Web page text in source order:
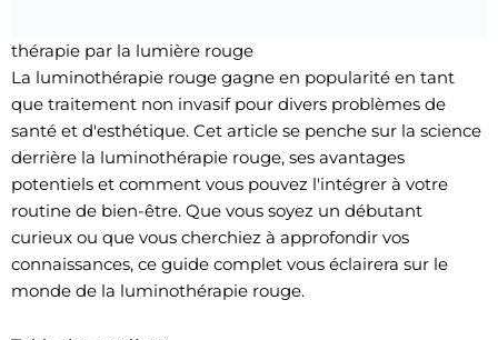
thérapie par la lumière rouge
La luminothérapie rouge gagne en popularité en tant
que traitement non invasif pour divers problèmes de
santé et d'esthétique. Cet article se penche sur la science
derrière la luminothérapie rouge, ses avantages
potentiels et comment vous pouvez l'intégrer à votre
routine de bien-être. Que vous soyez un débutant
curieux ou que vous cherchiez à approfondir vos
connaissances, ce guide complet vous éclairera sur le
monde de la luminothérapie rouge.